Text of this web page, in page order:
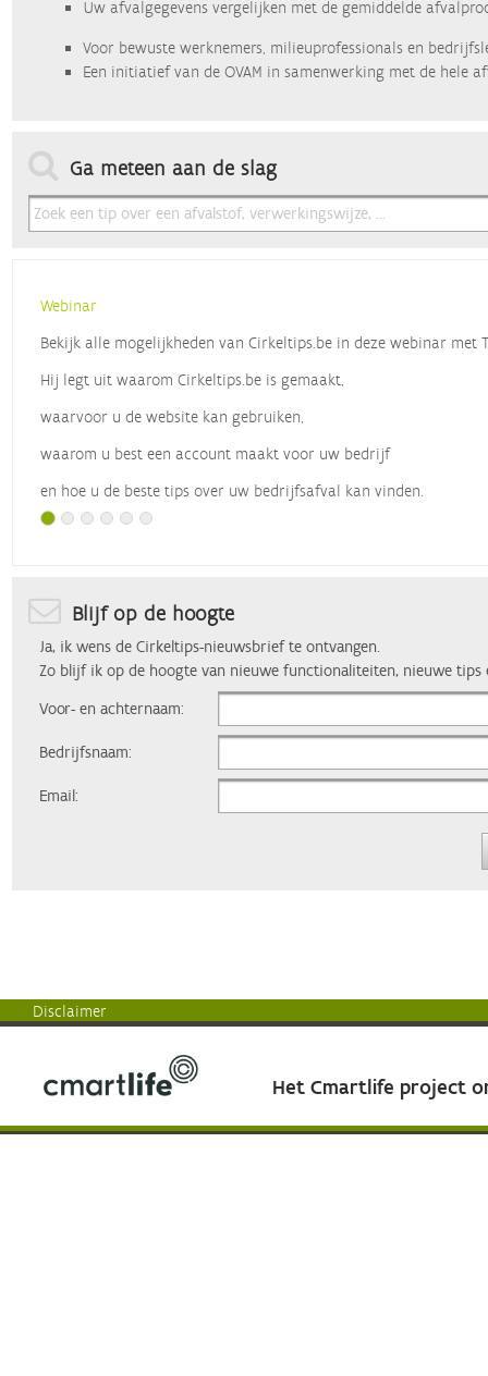
Uw afvalgegevens vergelijken met de gemiddelde
Voor bewuste werknemers, milieuprofessionals en
Een initiatief van de OVAM in samenwerking met de hele
Ga meteen aan de slag
Webinar
Bekijk alle mogelijkheden van Cirkeltips.be in deze webinar met
Hij legt uit waarom Cirkeltips.be is gemaakt,
waarvoor u de website kan gebruiken,
waarom u best een account maakt voor uw bedrijf
en hoe u de beste tips over uw bedrijfsafval kan vinden.
Blijf op de hoogte
Ja, ik wens de Cirkeltips-nieuwsbrief te ontvangen.
Zo blijf ik op de hoogte van nieuwe functionaliteiten, nieuwe tips
Voor- en achternaam:
Bedrijfsnaam:
Email:
Disclaimer
Het Cmartlife project